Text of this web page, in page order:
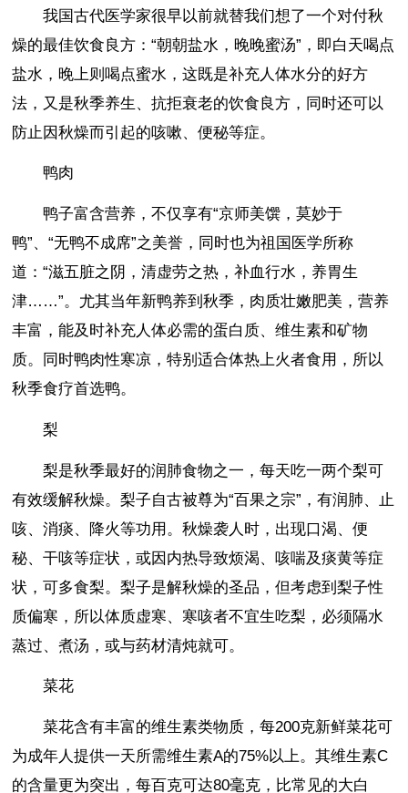
我国古代医学家很早以前就替我们想了一个对付秋
燥的最佳饮食良方：“朝朝盐水，晚晚蜜汤”，即白天喝点
盐水，晚上则喝点蜜水，这既是补充人体水分的好方
法，又是秋季养生、抗拒衰老的饮食良方，同时还可以
防止因秋燥而引起的咳嗽、便秘等症。
鸭肉
鸭子富含营养，不仅享有“京师美馔，莫妙于
鸭”、“无鸭不成席”之美誉，同时也为祖国医学所称
道：“滋五脏之阴，清虚劳之热，补血行水，养胃生
津……”。尤其当年新鸭养到秋季，肉质壮嫩肥美，营养
丰富，能及时补充人体必需的蛋白质、维生素和矿物
质。同时鸭肉性寒凉，特别适合体热上火者食用，所以
秋季食疗首选鸭。
梨
梨是秋季最好的润肺食物之一，每天吃一两个梨可
有效缓解秋燥。梨子自古被尊为“百果之宗”，有润肺、止
咳、消痰、降火等功用。秋燥袭人时，出现口渴、便
秘、干咳等症状，或因内热导致烦渴、咳喘及痰黄等症
状，可多食梨。梨子是解秋燥的圣品，但考虑到梨子性
质偏寒，所以体质虚寒、寒咳者不宜生吃梨，必须隔水
蒸过、煮汤，或与药材清炖就可。
菜花
菜花含有丰富的维生素类物质，每200克新鲜菜花可
为成年人提供一天所需维生素A的75%以上。其维生素C
的含量更为突出，每百克可达80毫克，比常见的大白